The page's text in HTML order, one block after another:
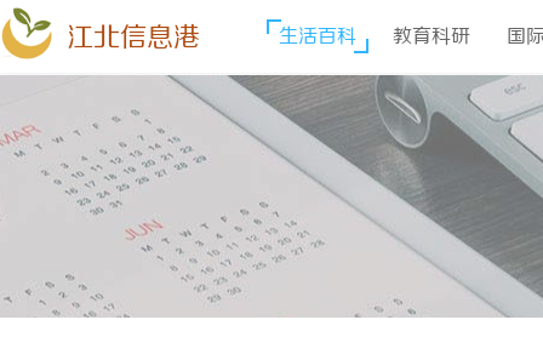
江北信息港 生活百科 教育科研 国